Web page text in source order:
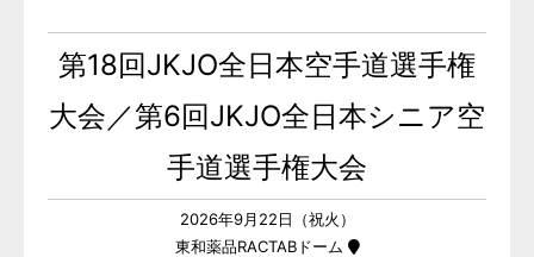
第18回JKJO全日本空手道選手権
大会／第6回JKJO全日本シニア空
手道選手権大会
2026年9月22日（祝火）
東和薬品RACTABドーム